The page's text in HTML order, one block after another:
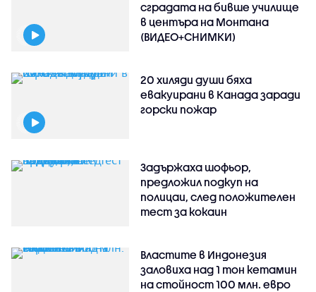
сградата на бивше училище
в центъра на Монтана
(ВИДЕО+СНИМКИ)
20 хиляди души бяха
евакуирани в Канада заради
горски пожар
Задържаха шофьор,
предложил подкуп на
полицаи, след положителен
тест за кокаин
Властите в Индонезия
заловиха над 1 тон кетамин
на стойност 100 млн. евро